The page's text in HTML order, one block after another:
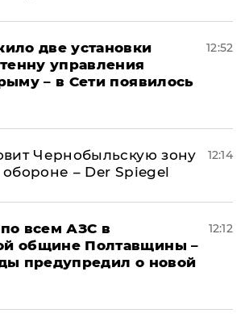
две установки
управления
– в Сети появилось
12:52
Чернобыльскую зону
– Der Spiegel
12:14
всем АЗС в
общине Полтавщины –
предупредил о новой
12:12